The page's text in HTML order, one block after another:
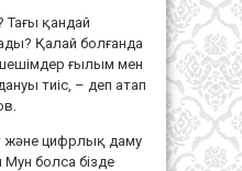
Тағы қандай
Қалай болғанда
ғылым мен
тиіс, – деп атап
және цифрлық даму
болса бізде